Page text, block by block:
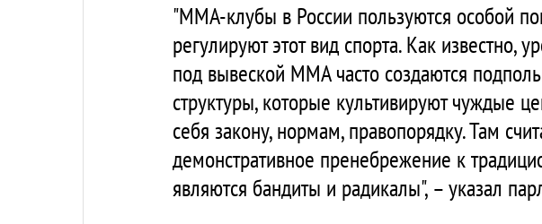
"ММА-клубы в России пользуются особой
регулируют этот вид спорта. Как известно,
под вывеской ММА часто создаются
структуры, которые культивируют чуждые
себя закону, нормам, правопорядку. Там
демонстративное пренебрежение к
являются бандиты и радикалы", – указал